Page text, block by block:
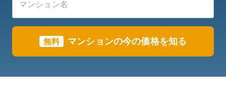
無料 マンションの今の価格を知る